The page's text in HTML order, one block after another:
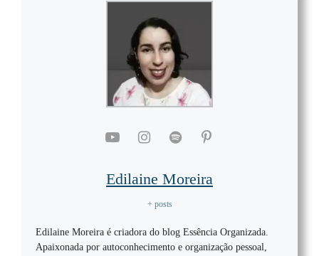
Edilaine Moreira
+ posts
Edilaine Moreira é criadora do blog Essência Organizada.
Apaixonada por autoconhecimento e organização pessoal,